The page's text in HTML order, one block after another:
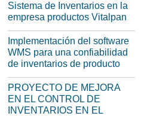
Sistema de Inventarios en la
empresa productos Vitalpan
Implementación del software
WMS para una confiabilidad
de inventarios de producto
PROYECTO DE MEJORA
EN EL CONTROL DE
INVENTARIOS EN EL